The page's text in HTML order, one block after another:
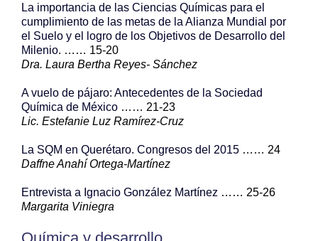
La importancia de las Ciencias Químicas para el
cumplimiento de las metas de la Alianza Mundial por
el Suelo y el logro de los Objetivos de Desarrollo del
Milenio. …… 15-20
Dra. Laura Bertha Reyes- Sánchez
A vuelo de pájaro: Antecedentes de la Sociedad
Química de México …… 21-23
Lic. Estefanie Luz Ramírez-Cruz
La SQM en Querétaro. Congresos del 2015 …… 24
Daffne Anahí Ortega-Martínez
Entrevista a Ignacio González Martínez …… 25-26
Margarita Viniegra